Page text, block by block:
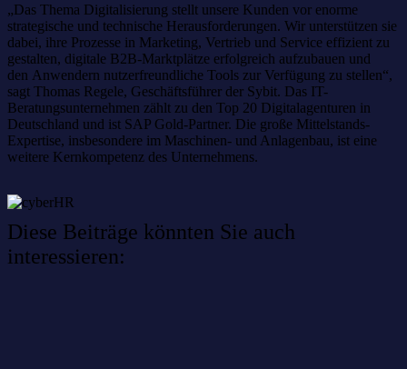
„Das Thema Digitalisierung stellt unsere Kunden vor enorme
strategische und technische Herausforderungen. Wir unterstützen sie
dabei, ihre Prozesse in Marketing, Vertrieb und Service effizient zu
gestalten, digitale B2B-Marktplätze erfolgreich aufzubauen und
den Anwendern nutzerfreundliche Tools zur Verfügung zu stellen“,
sagt Thomas Regele, Geschäftsführer der Sybit. Das IT-
Beratungsunternehmen zählt zu den Top 20 Digitalagenturen in
Deutschland und ist SAP Gold-Partner. Die große Mittelstands-
Expertise, insbesondere im Maschinen- und Anlagenbau, ist eine
weitere Kernkompetenz des Unternehmens.
Diese Beiträge könnten Sie auch
interessieren: